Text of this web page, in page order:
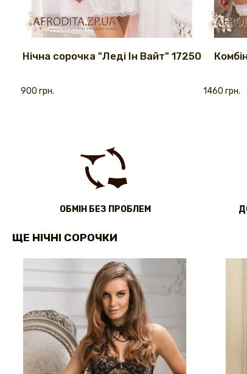
Нічна сорочка "Леді Ін Вайт" 17250
900 грн. 1460 грн.
ОБМІН БЕЗ ПРОБЛЕМ
ЩЕ НІЧНІ СОРОЧКИ